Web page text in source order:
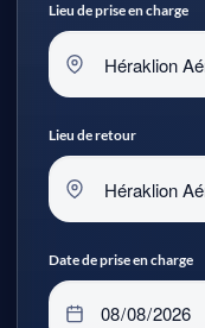
Lieu de prise en charge
Lieu de retour
Date de prise en charge